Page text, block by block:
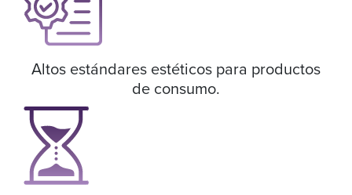
Altos estándares estéticos para productos
de consumo.